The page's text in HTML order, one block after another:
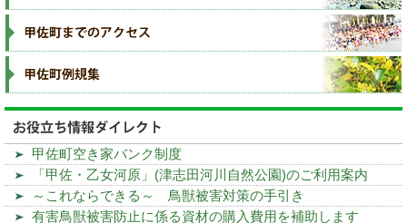
甲佐町空き家バンク制度
「甲佐・乙女河原」(津志田河川自然公園)のご利用案内
～これならできる～ 鳥獣被害対策の手引き
有害鳥獣被害防止に係る資材の購入費用を補助します